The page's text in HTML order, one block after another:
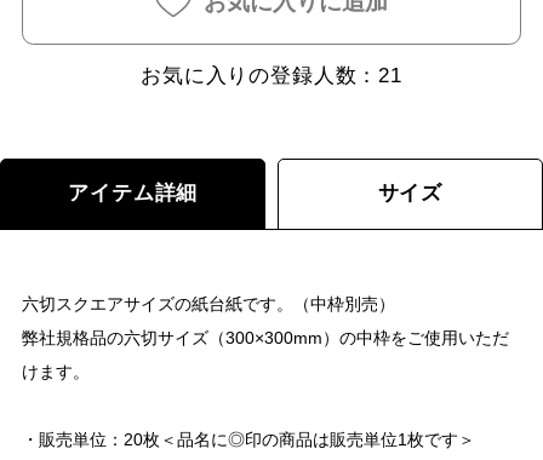
お気に入りの登録人数：21
アイテム詳細 サイズ
六切スクエアサイズの紙台紙です。（中枠別売）
弊社規格品の六切サイズ（300×300mm）の中枠をご使用いただ
けます。
・販売単位：20枚＜品名に◎印の商品は販売単位1枚です＞